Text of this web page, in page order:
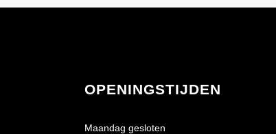
OPENINGSTIJDEN
Maandag gesloten